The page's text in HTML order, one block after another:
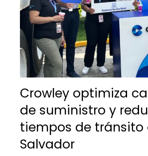
Crowley optimiza
de suministro y
tiempos de tránsito
Salvador